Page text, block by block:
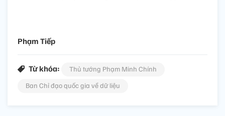
Phạm Tiếp
Từ khóa:
Thủ tướng Phạm Minh Chính
Ban Chỉ đạo quốc gia về dữ liệu